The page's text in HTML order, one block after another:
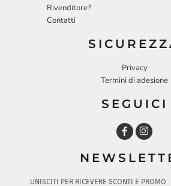
Rivenditore?
Contatti
Privacy
Termini di adesione
SEGUICI
UNISCITI PER RICEVERE SCONTI E PROMO